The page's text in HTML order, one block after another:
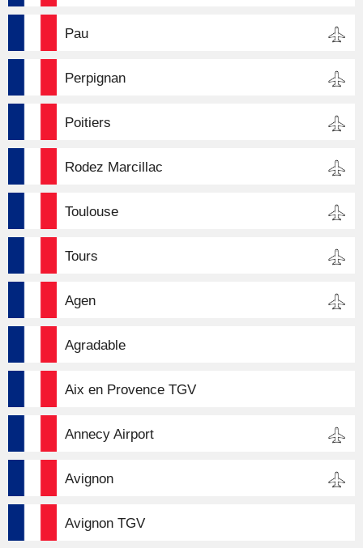
Pau
Perpignan
Poitiers
Rodez Marcillac
Toulouse
Tours
Agen
Agradable
Aix en Provence TGV
Annecy Airport
Avignon
Avignon TGV